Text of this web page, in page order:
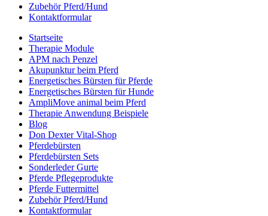
Zubehör Pferd/Hund
Kontaktformular
Startseite
Therapie Module
APM nach Penzel
Akupunktur beim Pferd
Energetisches Bürsten für Pferde
Energetisches Bürsten für Hunde
AmpliMove animal beim Pferd
Therapie Anwendung Beispiele
Blog
Don Dexter Vital-Shop
Pferdebürsten
Pferdebürsten Sets
Sonderleder Gurte
Pferde Pflegeprodukte
Pferde Futtermittel
Zubehör Pferd/Hund
Kontaktformular